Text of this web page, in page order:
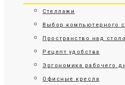
Стеллажи
Выбор компьютерного
Пространство над
Рецепт удобства
Эргономика рабочего
Офисные кресла